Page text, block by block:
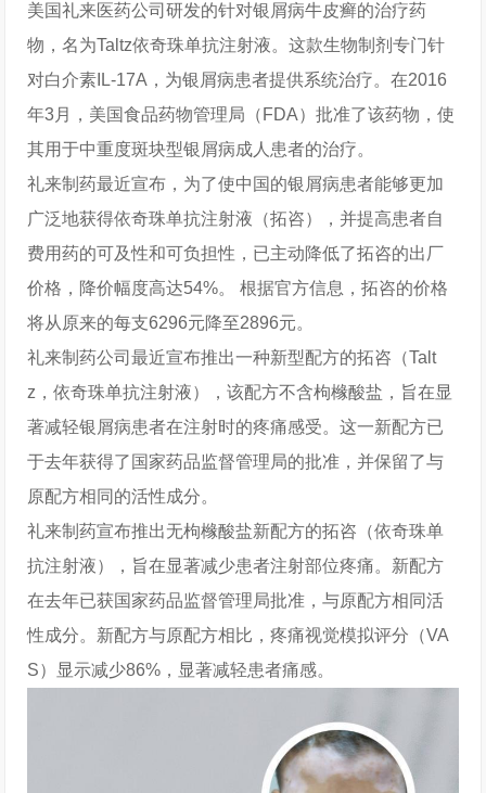
美国礼来医药公司研发的针对银屑病牛皮癣的治疗药
物，名为Taltz依奇珠单抗注射液。这款生物制剂专门针
对白介素IL-17A，为银屑病患者提供系统治疗。在2016
年3月，美国食品药物管理局（FDA）批准了该药物，使
其用于中重度斑块型银屑病成人患者的治疗。
礼来制药最近宣布，为了使中国的银屑病患者能够更加
广泛地获得依奇珠单抗注射液（拓咨），并提高患者自
费用药的可及性和可负担性，已主动降低了拓咨的出厂
价格，降价幅度高达54%。 根据官方信息，拓咨的价格
将从原来的每支6296元降至2896元。
礼来制药公司最近宣布推出一种新型配方的拓咨（Talt
z，依奇珠单抗注射液），该配方不含枸橼酸盐，旨在显
著减轻银屑病患者在注射时的疼痛感受。这一新配方已
于去年获得了国家药品监督管理局的批准，并保留了与
原配方相同的活性成分。
礼来制药宣布推出无枸橼酸盐新配方的拓咨（依奇珠单
抗注射液），旨在显著减少患者注射部位疼痛。新配方
在去年已获国家药品监督管理局批准，与原配方相同活
性成分。新配方与原配方相比，疼痛视觉模拟评分（VA
S）显示减少86%，显著减轻患者痛感。